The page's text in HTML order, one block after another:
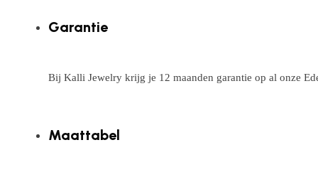
Garantie
Bij Kalli Jewelry krijg je 12 maanden garantie op al onze
Maattabel